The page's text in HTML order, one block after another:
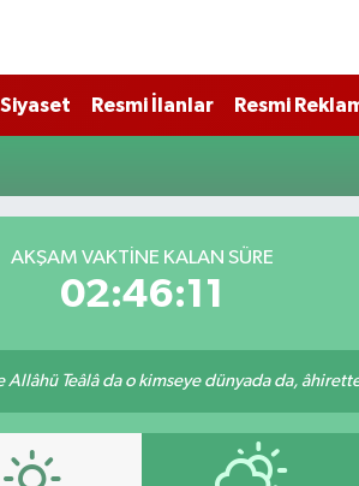
Siyaset Resmi İlanlar Resmi
AKŞAM VAKTİNE KALAN SÜRE
02:46:11
Allâhü Teâlâ da o kimseye dünyada da,